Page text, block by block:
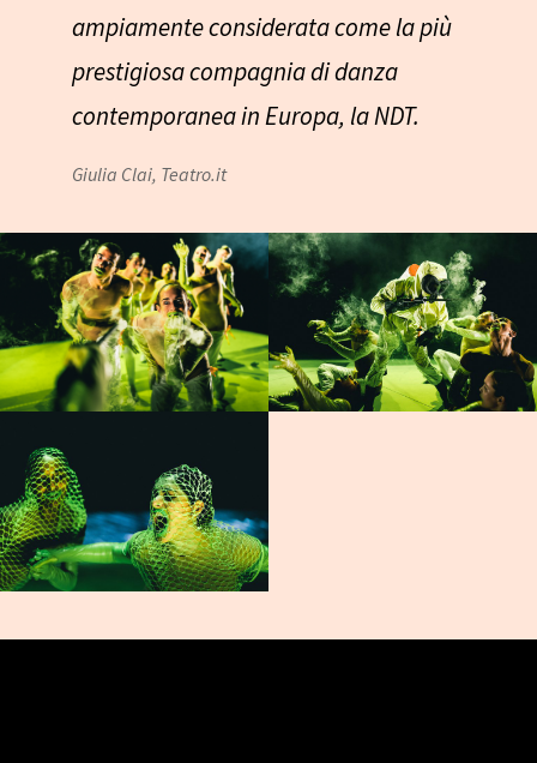
ampiamente considerata come la più
prestigiosa compagnia di danza
contemporanea in Europa, la NDT.
Giulia Clai, Teatro.it